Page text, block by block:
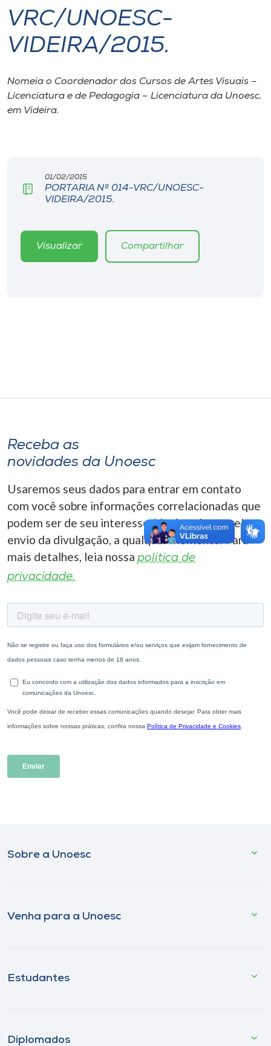
I.nova
Cultura
Rádio
o idioma
A+
A-
VRC/UNOESC-
VIDEIRA/2015.
Nomeia o Coordenador dos Cursos de Artes Visuais –
Licenciatura e de Pedagogia – Licenciatura da Unoesc,
em Videira.
01/02/2015
PORTARIA Nº 014-VRC/UNOESC-
VIDEIRA/2015.
Visualizar Compartilhar
Receba as
novidades da Unoesc
Usaremos seus dados para entrar em contato
com você sobre informações correlacionadas que
podem ser de seu interesse. Você pode cancelar o
envio da divulgação, a qualquer momento. Para
mais detalhes, leia nossa política de
privacidade.
Sobre a Unoesc
Venha para a Unoesc
Estudantes
Diplomados